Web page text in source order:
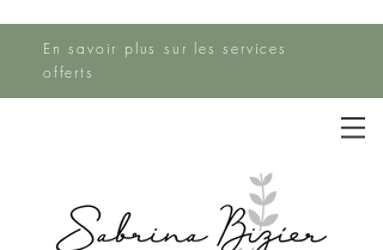
En savoir plus sur les services
offerts